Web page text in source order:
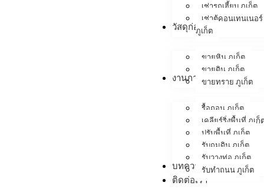
เช่ารถเฮี้ยบ ภูเก็ต
เช่าตู้คอนเทนเนอร์
ภูเก็ต
วัสดุก่อสร้าง
ขายหิน ภูเก็ต
ขายดิน ภูเก็ต
ขายทราย ภูเก็ต
งานภาคสนาม
รื้อถอน ภูเก็ต
เคลียร์ริ่งพื้นที่ ภูเก็
ปรับพื้นที่ ภูเก็ต
รับถมดิน ภูเก็ต
รับวางท่อ ภูเก็ต
รับทำถนน ภูเก็ต
บทความ
ติดต่อเรา